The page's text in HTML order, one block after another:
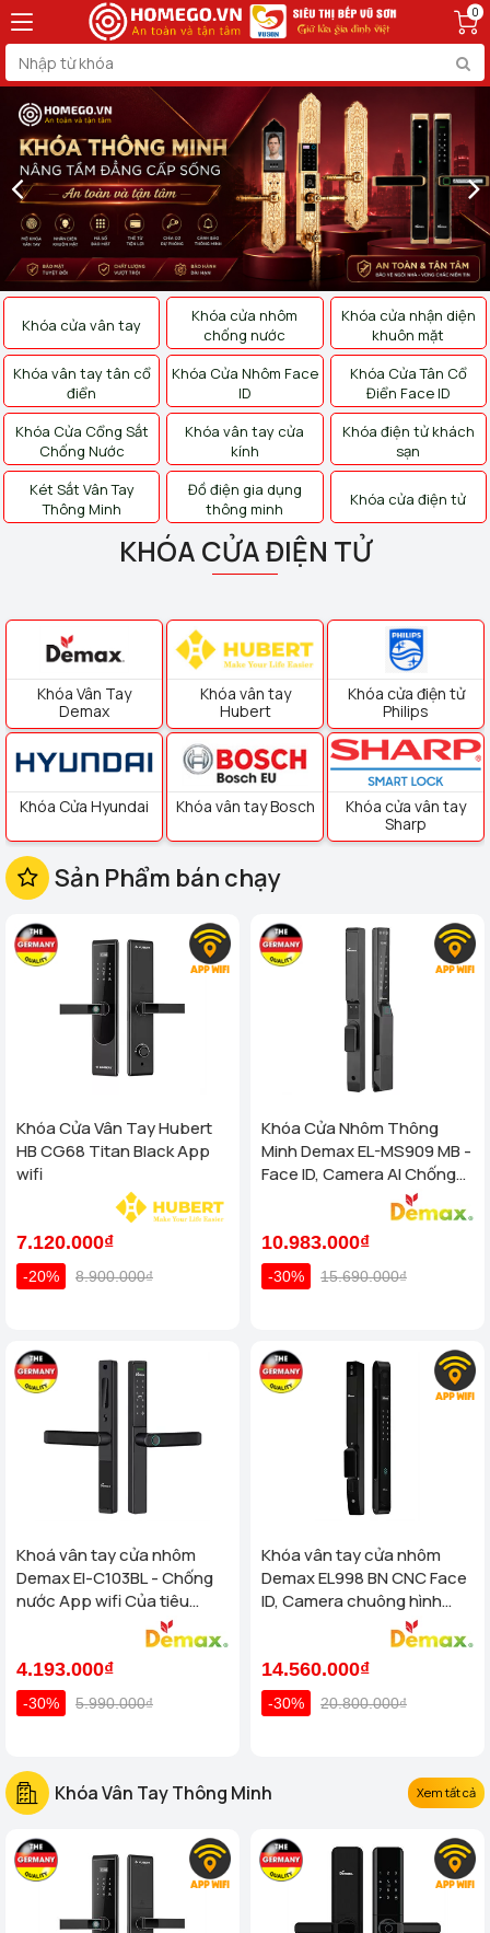
0
Khóa cửa vân tay
Khóa cửa nhôm
chống nước
Khóa cửa nhận diện
khuôn mặt
Khóa vân tay tân cổ
điển
Khóa Cửa Nhôm Face
ID
Khóa Cửa Tân Cổ
Điển Face ID
Khóa Cửa Cổng Sắt
Chống Nước
Khóa vân tay cửa
kính
Khóa điện tử khách
sạn
Két Sắt Vân Tay
Thông Minh
Đồ điện gia dụng
thông minh
Khóa cửa điện tử
KHÓA CỬA ĐIỆN TỬ
Khóa Vân Tay
Demax
Khóa Cửa Hyundai
Khóa vân tay
Hubert
Khóa vân tay Bosch
Khóa cửa điện tử
Philips
Khóa cửa vân tay
Sharp
Sản Phẩm bán chạy
Khóa Cửa Vân Tay Hubert
HB CG68 Titan Black App
wifi
7.120.000₫
-20% 8.900.000₫
Khóa Cửa Nhôm Thông
Minh Demax EL-MS909 MB -
Face ID, Camera AI Chống
Nước IP66 Cho Cửa Nhôm
10.983.000₫
-30% 15.690.000₫
Khoá vân tay cửa nhôm
Demax El-C103BL - Chống
nước App wifi Của tiêu
4.193.000₫
-30% 5.990.000₫
Khóa vân tay cửa nhôm
Demax EL998 BN CNC Face
ID, Camera chuông hình
chống nước của tiêu chuẩn
14.560.000₫
-30% 20.800.000₫
Khóa Vân Tay Thông Minh Xem tất cả